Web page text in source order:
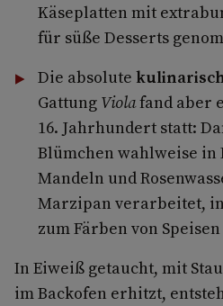
Käseplatten mit
für süße Desserts
Die absolute
Gattung Violafand aber
16. Jahrhundert statt:
Blümchen wahlweise in
Mandeln und
Marzipan verarbeitet,
zum Färben von
In Eiweiß getaucht, mit
im Backofen erhitzt,